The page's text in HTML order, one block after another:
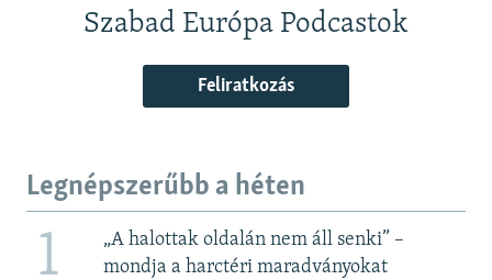
Szabad Európa Podcastok
Feliratkozás
Legnépszerűbb a héten
1
„A halottak oldalán nem áll senki” –
mondja a harctéri maradványokat